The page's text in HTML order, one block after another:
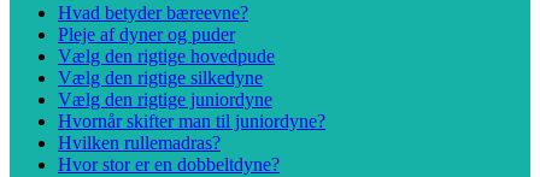
Hvad betyder bæreevne?
Pleje af dyner og puder
Vælg den rigtige hovedpude
Vælg den rigtige silkedyne
Vælg den rigtige juniordyne
Hvornår skifter man til juniordyne?
Hvilken rullemadras?
Hvor stor er en dobbeltdyne?